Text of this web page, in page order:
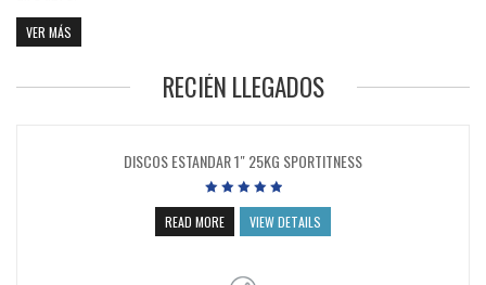
VER MÁS
RECIÉN LLEGADOS
DISCOS ESTANDAR 1″ 25KG SPORTITNESS
READ MORE VIEW DETAILS